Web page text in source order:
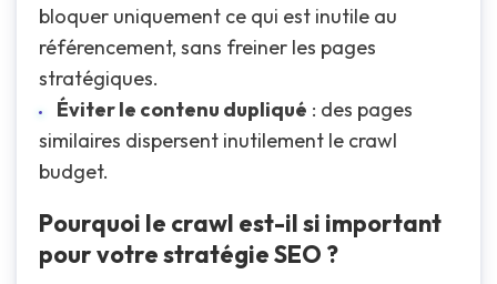
bloquer uniquement ce qui est inutile au
référencement, sans freiner les pages
stratégiques.
Éviter le contenu dupliqué : des pages
similaires dispersent inutilement le crawl
budget.
Pourquoi le crawl est-il si important
pour votre stratégie SEO ?